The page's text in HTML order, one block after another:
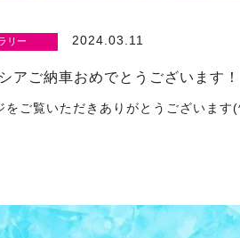
リー 2024.03.11
アご納車おめでとうございます！
をご覧いただきありがとうございま